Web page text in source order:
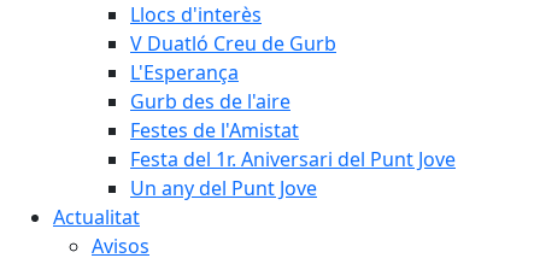
Llocs d'interès
V Duatló Creu de Gurb
L'Esperança
Gurb des de l'aire
Festes de l'Amistat
Festa del 1r. Aniversari del Punt Jove
Un any del Punt Jove
Actualitat
Avisos